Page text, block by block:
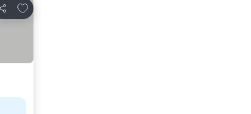
Partilhar
Adicionar aos favoritos